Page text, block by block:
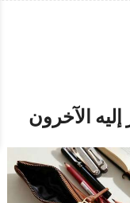
إليه الآخرون